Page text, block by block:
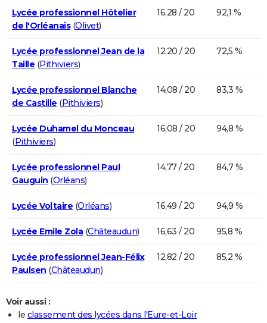
Lycée professionnel Hôtelier
de l'Orléanais(Olivet)
16,28 / 20 92,1 %
Lycée professionnel Jean de la
Taille (Pithiviers)
12,20 / 20 72,5 %
Lycée professionnel Blanche
de Castille (Pithiviers)
14,08 / 20 83,3 %
Lycée Duhamel du Monceau
(Pithiviers)
16,08 / 20 94,8 %
Lycée professionnel Paul
Gauguin (Orléans)
14,77 / 20 84,7 %
Lycée Voltaire (Orléans) 16,49 / 20 94,9 %
Lycée Emile Zola(Châteaudun) 16,63 / 20 95,8 %
Lycée professionnel Jean-Félix
Paulsen (Châteaudun)
12,82 / 20 85,2 %
Voir aussi :
le classement des lycées dans l'Eure-et-Loir